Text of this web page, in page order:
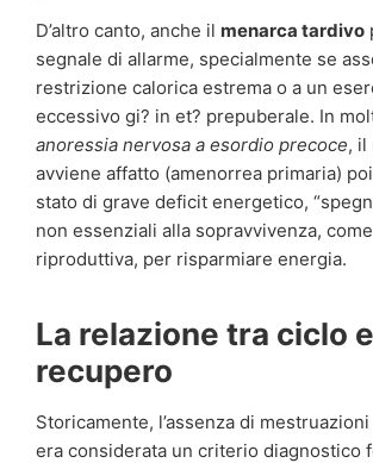
D’altro canto, anche il menarca tardivo
segnale di allarme, specialmente se
restrizione calorica estrema o a un
eccessivo gi? in et? prepuberale. In
anoressia nervosa a esordio precoce, il
avviene affatto (amenorrea primaria)
stato di grave deficit energetico,
non essenziali alla sopravvivenza,
riproduttiva, per risparmiare energia.
La relazione tra ciclo e
recupero
Storicamente, l’assenza di
era considerata un criterio diagnostico